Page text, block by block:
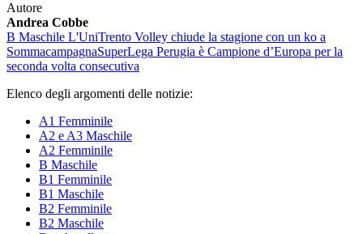
Autore
Andrea Cobbe
B Maschile L'UniTrento Volley chiude la stagione con un ko a
SommacampagnaSuperLega Perugia è Campione d’Europa per la
seconda volta consecutiva
Elenco degli argomenti delle notizie:
A1 Femminile
A2 e A3 Maschile
A2 Femminile
B Maschile
B1 Femminile
B1 Maschile
B2 Femminile
B2 Maschile